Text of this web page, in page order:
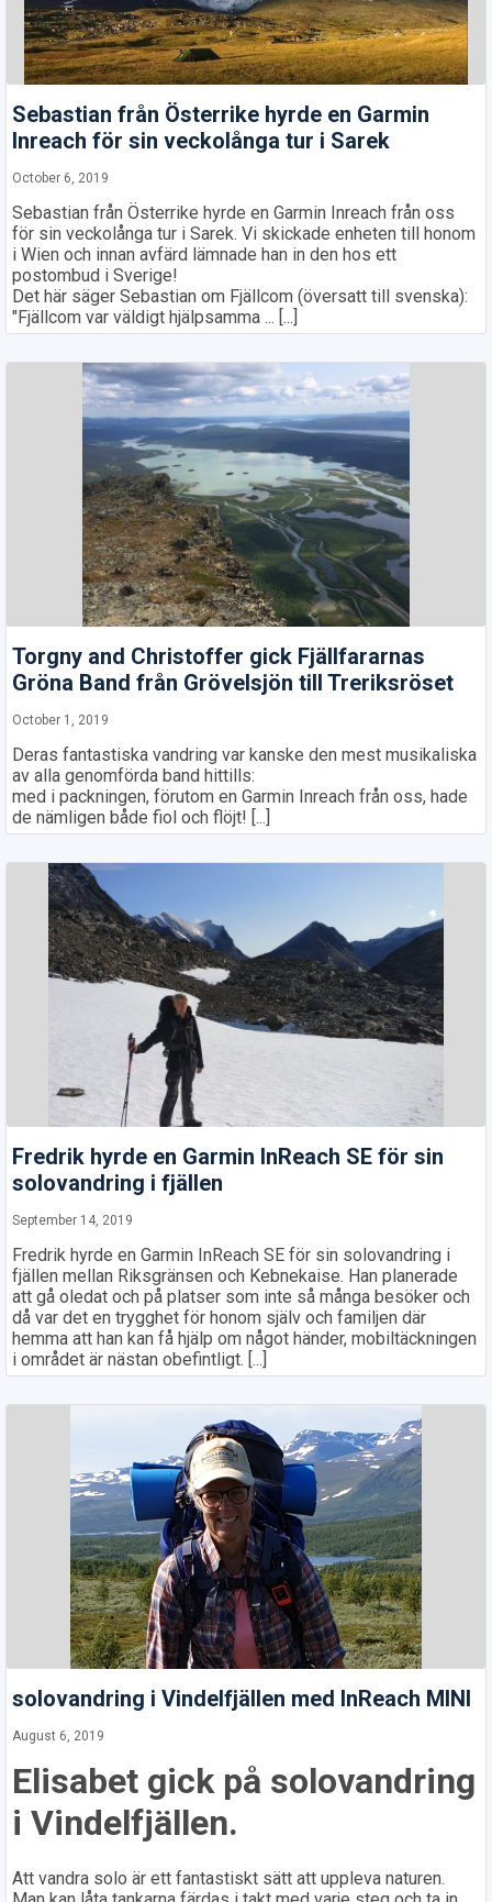
Sebastian från Österrike hyrde en Garmin
Inreach för sin veckolånga tur i Sarek
October 6, 2019
Sebastian från Österrike hyrde en Garmin Inreach från oss
för sin veckolånga tur i Sarek. Vi skickade enheten till honom
i Wien och innan avfärd lämnade han in den hos ett
postombud i Sverige!
Det här säger Sebastian om Fjällcom (översatt till svenska):
"Fjällcom var väldigt hjälpsamma ... [...]
Torgny and Christoffer gick Fjällfararnas
Gröna Band från Grövelsjön till Treriksröset
October 1, 2019
Deras fantastiska vandring var kanske den mest musikaliska
av alla genomförda band hittills:
med i packningen, förutom en Garmin Inreach från oss, hade
de nämligen både fiol och flöjt! [...]
Fredrik hyrde en Garmin InReach SE för sin
solovandring i fjällen
September 14, 2019
Fredrik hyrde en Garmin InReach SE för sin solovandring i
fjällen mellan Riksgränsen och Kebnekaise. Han planerade
att gå oledat och på platser som inte så många besöker och
då var det en trygghet för honom själv och familjen där
hemma att han kan få hjälp om något händer, mobiltäckningen
i området är nästan obefintligt. [...]
solovandring i Vindelfjällen med InReach MINI
August 6, 2019
Elisabet gick på solovandring
i Vindelfjällen.
Att vandra solo är ett fantastiskt sätt att uppleva naturen.